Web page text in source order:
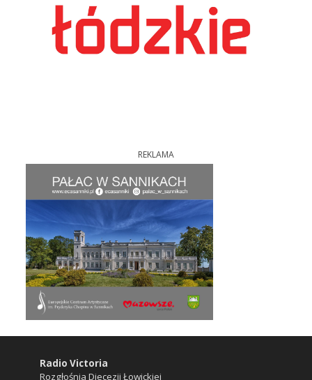
REKLAMA
Radio Victoria
Rozgłośnia Diecezji Łowickiej